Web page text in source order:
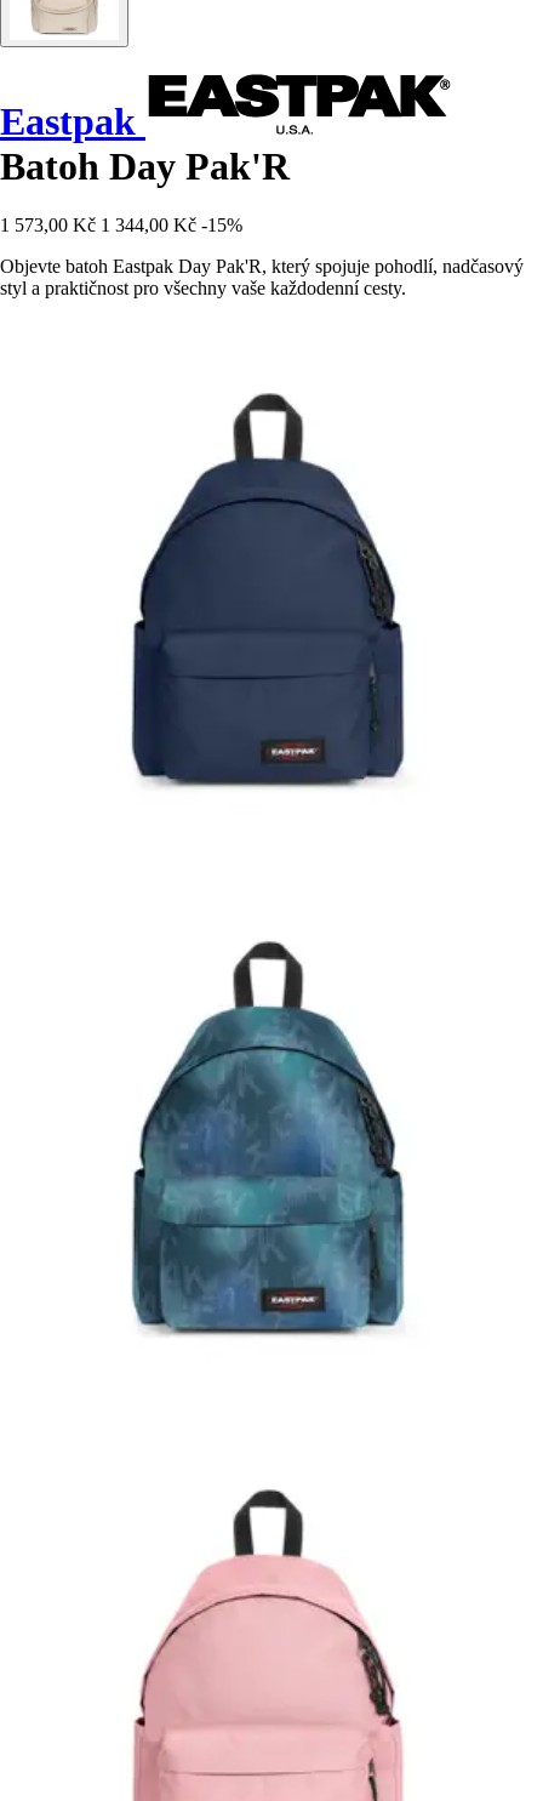
Eastpak
Batoh Day Pak'R
1 573,00 Kč 1 344,00 Kč -15%
Objevte batoh Eastpak Day Pak'R, který spojuje pohodlí, nadčasový
styl a praktičnost pro všechny vaše každodenní cesty.